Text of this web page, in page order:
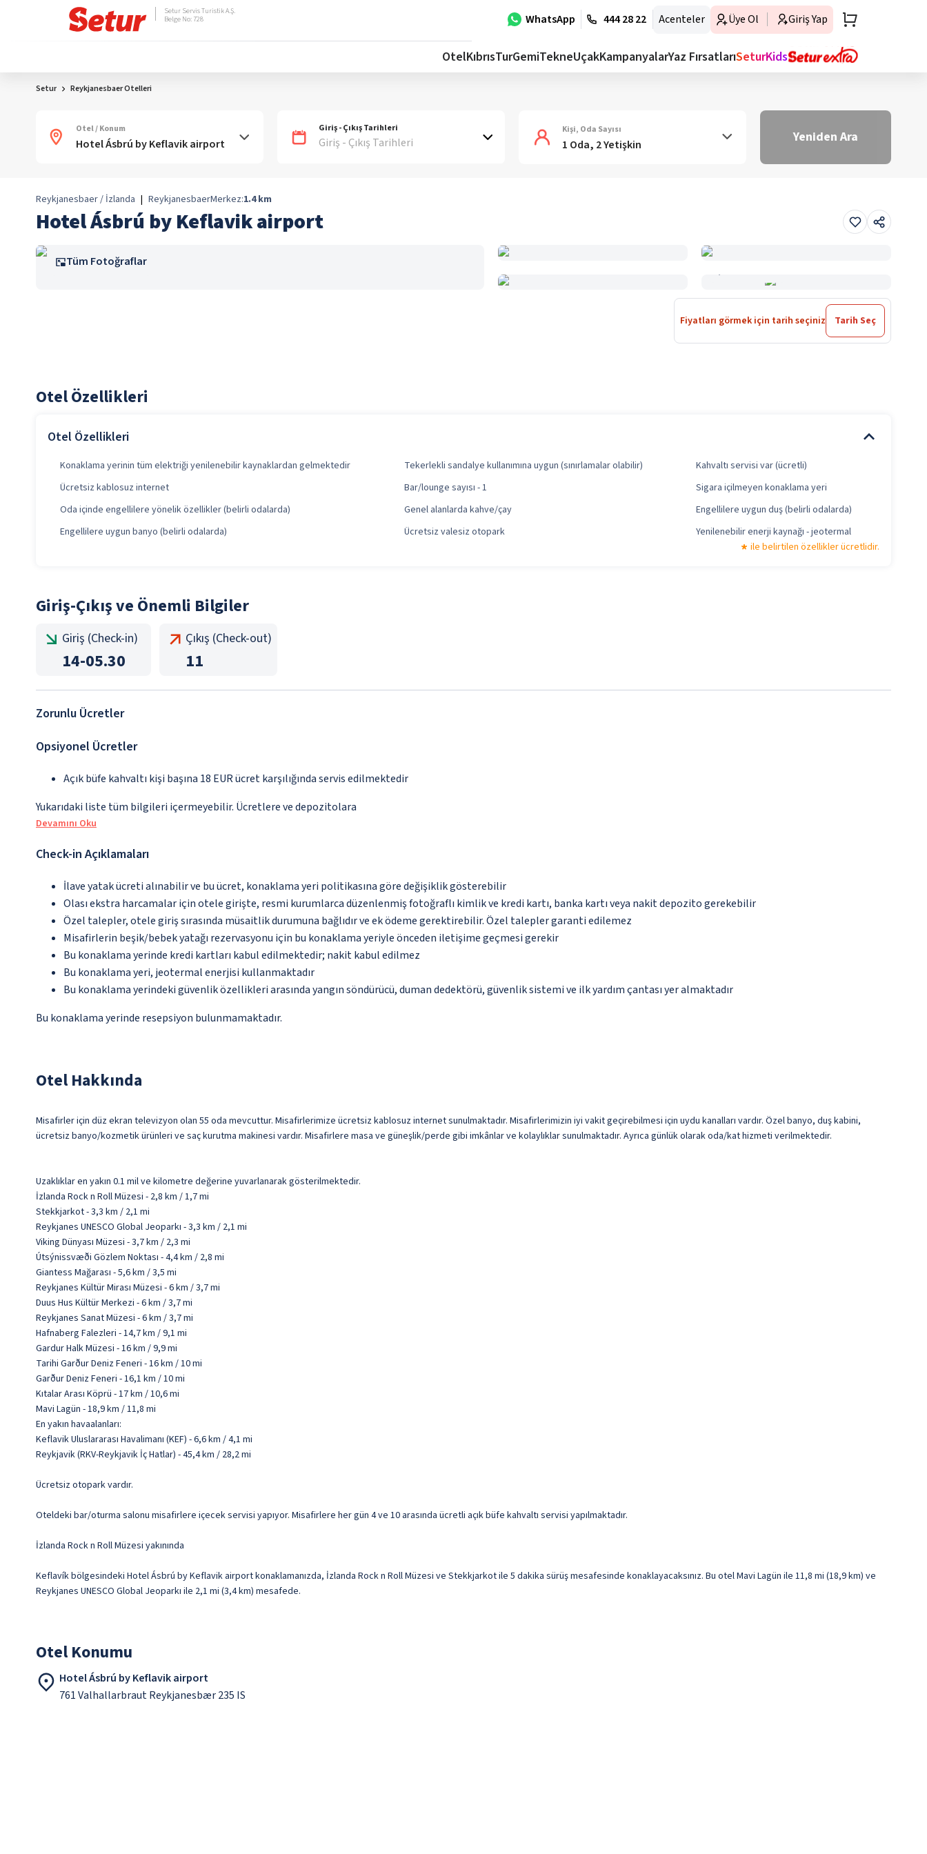
WhatsApp 444 28 22 Acenteler Üye Ol Giriş Yap
Setur Servis Turistik A.Ş.
Belge No: 728
OtelKıbrısTurGemiTekneUçakKampanyalarYaz FırsatlarıSeturKids
Setur Reykjanesbaer Otelleri
Otel / Konum Giriş - Çıkış Tarihleri
Giriş - Çıkış Tarihleri
Kişi, Oda Sayısı
1 Oda, 2 Yetişkin Yeniden Ara
Reykjanesbaer / İzlanda | ReykjanesbaerMerkez:1.4 km
Hotel Ásbrú by Keflavik airport
Tüm Fotoğraflar
Fiyatları görmek için tarih seçiniz Tarih Seç
Otel Özellikleri
Otel Özellikleri
Konaklama yerinin tüm elektriği yenilenebilir kaynaklardan gelmektedir Tekerlekli sandalye kullanımına uygun (sınırlamalar olabilir)
Kahvaltı servisi var (ücretli)
Ücretsiz kablosuz internet
Bar/lounge sayısı - 1
Sigara içilmeyen konaklama yeri
Oda içinde engellilere yönelik özellikler (belirli odalarda)
Genel alanlarda kahve/çay
Engellilere uygun duş (belirli odalarda)
Engellilere uygun banyo (belirli odalarda)
Ücretsiz valesiz otopark
Yenilenebilir enerji kaynağı - jeotermal
ile belirtilen özellikler ücretlidir.
Giriş-Çıkış ve Önemli Bilgiler
Giriş (Check-in)
14-05.30
Çıkış (Check-out)
11
Zorunlu Ücretler
Opsiyonel Ücretler
Açık büfe kahvaltı kişi başına 18 EUR ücret karşılığında servis edilmektedir
Yukarıdaki liste tüm bilgileri içermeyebilir. Ücretlere ve depozitolara
Devamını Oku
Check-in Açıklamaları
İlave yatak ücreti alınabilir ve bu ücret, konaklama yeri politikasına göre değişiklik gösterebilir
Olası ekstra harcamalar için otele girişte, resmi kurumlarca düzenlenmiş fotoğraflı kimlik ve kredi kartı, banka kartı veya nakit depozito gerekebilir
Özel talepler, otele giriş sırasında müsaitlik durumuna bağlıdır ve ek ödeme gerektirebilir. Özel talepler garanti edilemez
Misafirlerin beşik/bebek yatağı rezervasyonu için bu konaklama yeriyle önceden iletişime geçmesi gerekir
Bu konaklama yerinde kredi kartları kabul edilmektedir; nakit kabul edilmez
Bu konaklama yeri, jeotermal enerjisi kullanmaktadır
Bu konaklama yerindeki güvenlik özellikleri arasında yangın söndürücü, duman dedektörü, güvenlik sistemi ve ilk yardım çantası yer almaktadır
Bu konaklama yerinde resepsiyon bulunmamaktadır.
Otel Hakkında
Misafirler için düz ekran televizyon olan 55 oda mevcuttur. Misafirlerimize ücretsiz kablosuz internet sunulmaktadır. Misafirlerimizin iyi vakit geçirebilmesi için uydu kanalları vardır. Özel banyo, duş kabini,
ücretsiz banyo/kozmetik ürünleri ve saç kurutma makinesi vardır. Misafirlere masa ve güneşlik/perde gibi imkânlar ve kolaylıklar sunulmaktadır. Ayrıca günlük olarak oda/kat hizmeti verilmektedir.
Uzaklıklar en yakın 0.1 mil ve kilometre değerine yuvarlanarak gösterilmektedir.
İzlanda Rock n Roll Müzesi - 2,8 km / 1,7 mi
Stekkjarkot - 3,3 km / 2,1 mi
Reykjanes UNESCO Global Jeoparkı - 3,3 km / 2,1 mi
Viking Dünyası Müzesi - 3,7 km / 2,3 mi
Útsýnissvæði Gözlem Noktası - 4,4 km / 2,8 mi
Giantess Mağarası - 5,6 km / 3,5 mi
Reykjanes Kültür Mirası Müzesi - 6 km / 3,7 mi
Duus Hus Kültür Merkezi - 6 km / 3,7 mi
Reykjanes Sanat Müzesi - 6 km / 3,7 mi
Hafnaberg Falezleri - 14,7 km / 9,1 mi
Gardur Halk Müzesi - 16 km / 9,9 mi
Tarihi Garður Deniz Feneri - 16 km / 10 mi
Garður Deniz Feneri - 16,1 km / 10 mi
Kıtalar Arası Köprü - 17 km / 10,6 mi
Mavi Lagün - 18,9 km / 11,8 mi
En yakın havaalanları:
Keflavik Uluslararası Havalimanı (KEF) - 6,6 km / 4,1 mi
Reykjavik (RKV-Reykjavik İç Hatlar) - 45,4 km / 28,2 mi
Ücretsiz otopark vardır.
Oteldeki bar/oturma salonu misafirlere içecek servisi yapıyor. Misafirlere her gün 4 ve 10 arasında ücretli açık büfe kahvaltı servisi yapılmaktadır.
İzlanda Rock n Roll Müzesi yakınında
Keflavík bölgesindeki Hotel Ásbrú by Keflavik airport konaklamanızda, İzlanda Rock n Roll Müzesi ve Stekkjarkot ile 5 dakika sürüş mesafesinde konaklayacaksınız. Bu otel Mavi Lagün ile 11,8 mi (18,9 km) ve
Reykjanes UNESCO Global Jeoparkı ile 2,1 mi (3,4 km) mesafede.
Otel Konumu
Hotel Ásbrú by Keflavik airport
761 Valhallarbraut Reykjanesbær 235 IS